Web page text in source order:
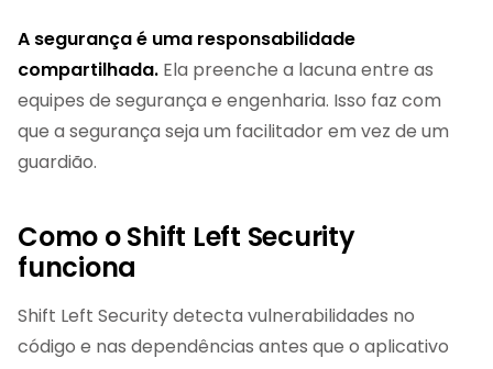
A segurança é uma responsabilidade
compartilhada. Ela preenche a lacuna entre as
equipes de segurança e engenharia. Isso faz com
que a segurança seja um facilitador em vez de um
guardião.
Como o Shift Left Security
funciona
Shift Left Security detecta vulnerabilidades no
código e nas dependências antes que o aplicativo